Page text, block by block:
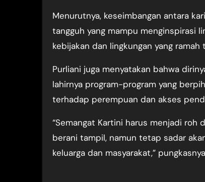
Menurutnya, keseimbangan antara
tangguh yang mampu menginspirasi
kebijakan dan lingkungan yang
Purliani juga menyatakan bahwa
lahirnya program-program yang
terhadap perempuan dan akses
“Semangat Kartini harus menjadi roh
berani tampil, namun tetap sadar
keluarga dan masyarakat,”